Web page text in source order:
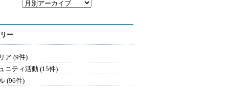
ー
ア (9件)
ニティ活動 (15件)
(96件)